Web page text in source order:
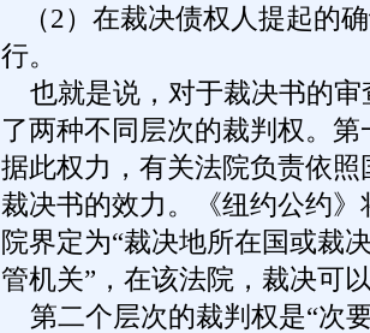
（2）在裁决债权人提起的
行。
也就是说，对于裁决书的审
了两种不同层次的裁判权。第
据此权力，有关法院负责依
裁决书的效力。《纽约公约
院界定为“裁决地所在国或裁
管机关”，在该法院，裁决可
第二个层次的裁判权是“次